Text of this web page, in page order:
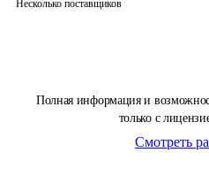
Полная информация и
только с
Смотреть
Несколько поставщиков